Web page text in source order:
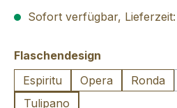
Sofort verfügbar, Lieferzeit:
Flaschendesign
Espiritu
Opera Ronda
Tulipano